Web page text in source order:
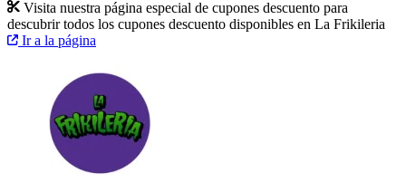
Visita nuestra página especial de cupones descuento para
descubrir todos los cupones descuento disponibles en La Frikileria
Ir a la página